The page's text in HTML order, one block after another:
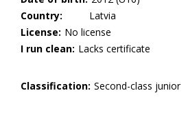
Country:
🇱🇻 Latvia
License: No license
I run clean: Lacks certificate
Classification: Second-class junior